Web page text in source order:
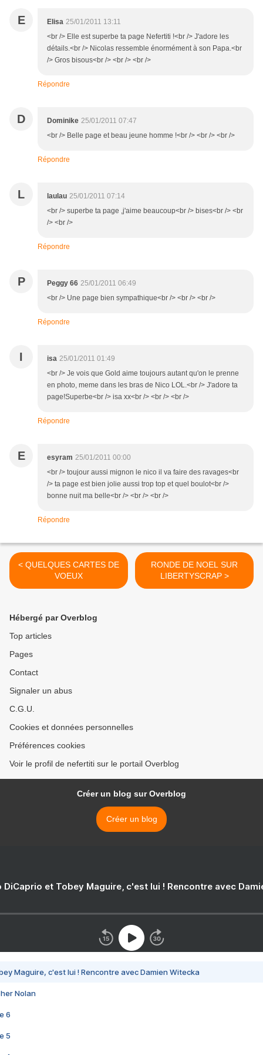
E Elisa 25/01/2011 13:11
<br /> Elle est superbe ta page Nefertiti !<br /> J'adore les
détails.<br /> Nicolas ressemble énormément à son Papa.<br
/> Gros bisous<br /> <br /> <br />
Répondre
D Dominike 25/01/2011 07:47
<br /> Belle page et beau jeune homme !<br /> <br /> <br />
Répondre
L laulau 25/01/2011 07:14
<br /> superbe ta page ,j'aime beaucoup<br /> bises<br /> <br
/> <br />
Répondre
P Peggy 66 25/01/2011 06:49
<br /> Une page bien sympathique<br /> <br /> <br />
Répondre
I isa 25/01/2011 01:49
<br /> Je vois que Gold aime toujours autant qu'on le prenne
en photo, meme dans les bras de Nico LOL.<br /> J'adore ta
page!Superbe<br /> isa xx<br /> <br /> <br />
Répondre
E esyram 25/01/2011 00:00
<br /> toujour aussi mignon le nico il va faire des ravages<br
/> ta page est bien jolie aussi trop top et quel boulot<br />
bonne nuit ma belle<br /> <br /> <br />
Répondre
< QUELQUES CARTES DE
VOEUX
RONDE DE NOEL SUR
LIBERTYSCRAP >
Hébergé par Overblog
Top articles
Pages
Contact
Signaler un abus
C.G.U.
Cookies et données personnelles
Préférences cookies
Voir le profil de nefertiti sur le portail Overblog
Créer un blog sur Overblog
Créer un blog
DiCaprio et Tobey Maguire, c'est lui ! Rencontre avec
Maguire, c'est lui ! Rencontre avec Damien Witecka
Nolan
6
5